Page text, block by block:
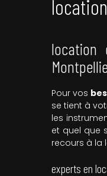
location
Pour vos
se tient à
les
et quel que
recours à la
experts en